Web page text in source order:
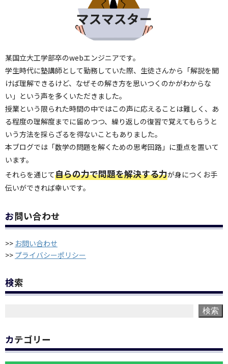
某国立大工学部卒のwebエンジニアです。
学生時代に塾講師として勤務していた際、生徒さんから「解説を聞
けば理解できるけど、なぜその解き方を思いつくのかがわからな
い」という声を多くいただきました。
授業という限られた時間の中ではこの声に応えることは難しく、あ
る程度の理解度までに留めつつ、繰り返しの復習で覚えてもらうと
いう方法を採らざるを得ないこともありました。
本ブログでは「数学の問題を解くための思考回路」に重点を置いて
います。
それらを通じて自らの力で問題を解決する力が身につくお手
伝いができれば幸いです。
お問い合わせ
>> お問い合わせ
>> プライバシーポリシー
検索
検索
カテゴリー